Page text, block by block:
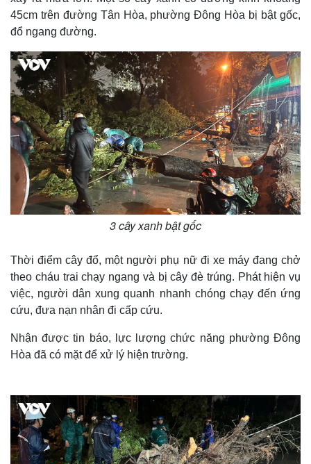
45cm trên đường Tân Hòa, phường Đông Hòa bị bật gốc,
đổ ngang đường.
3 cây xanh bật gốc
Thời điểm cây đổ, một người phụ nữ đi xe máy đang chở
theo cháu trai chạy ngang và bị cây đè trúng. Phát hiện vụ
việc, người dân xung quanh nhanh chóng chạy đến ứng
cứu, đưa nạn nhân đi cấp cứu.
Nhận được tin báo, lực lượng chức năng phường Đông
Hòa đã có mặt để xử lý hiện trường.